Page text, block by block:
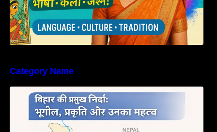
Category Name
बिहार की नदियों का विस्तृत अध्ययन | Geography of
Rivers in Bihar